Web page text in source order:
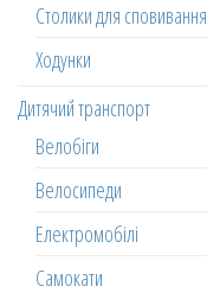
Столики для сповивання
Ходунки
Дитячий транспорт
Велобіги
Велосипеди
Електромобілі
Самокати